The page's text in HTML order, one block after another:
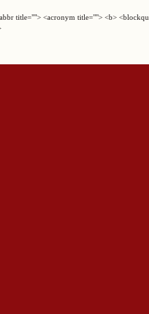
title=""> <acronym title=""> <b>